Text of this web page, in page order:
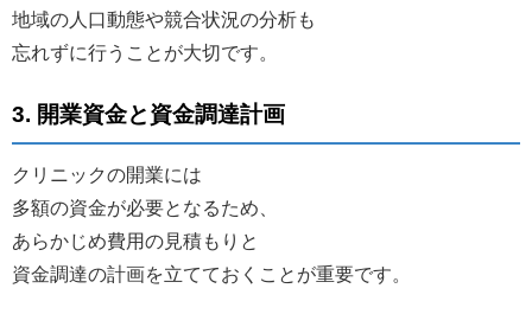
地域の人口動態や競合状況の分析も
忘れずに行うことが大切です。
3. 開業資金と資金調達計画
クリニックの開業には
多額の資金が必要となるため、
あらかじめ費用の見積もりと
資金調達の計画を立てておくことが重要です。